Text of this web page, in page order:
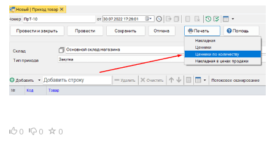
0 0 0